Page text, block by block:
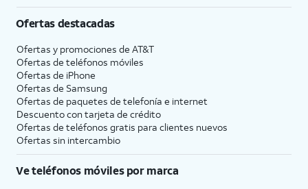
Ofertas destacadas
Ofertas y promociones de AT&T
Ofertas de teléfonos móviles
Ofertas de iPhone
Ofertas de Samsung
Ofertas de paquetes de telefonía e internet
Descuento con tarjeta de crédito
Ofertas de teléfonos gratis para clientes nuevos
Ofertas sin intercambio
Ve teléfonos móviles por marca